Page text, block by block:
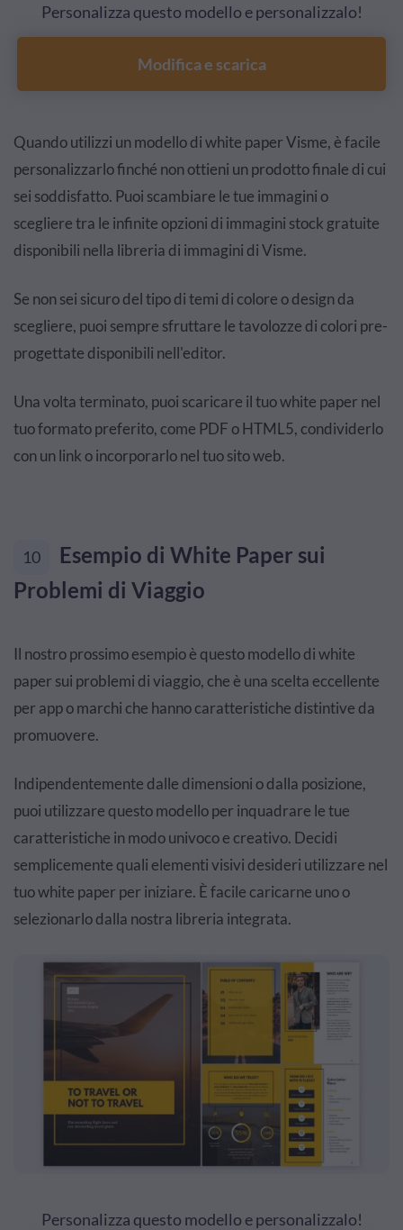
Personalizza questo modello e personalizzalo!
Modifica e scarica
Quando utilizzi un modello di white paper Visme, è facile
personalizzarlo finché non ottieni un prodotto finale di cui
sei soddisfatto. Puoi scambiare le tue immagini o
scegliere tra le infinite opzioni di immagini stock gratuite
disponibili nella libreria di immagini di Visme.
Se non sei sicuro del tipo di temi di colore o design da
scegliere, puoi sempre sfruttare le tavolozze di colori pre-
progettate disponibili nell'editor.
Una volta terminato, puoi scaricare il tuo white paper nel
tuo formato preferito, come PDF o HTML5, condividerlo
con un link o incorporarlo nel tuo sito web.
10
Esempio di White Paper sui
Problemi di Viaggio
Il nostro prossimo esempio è questo modello di white
paper sui problemi di viaggio, che è una scelta eccellente
per app o marchi che hanno caratteristiche distintive da
promuovere.
Indipendentemente dalle dimensioni o dalla posizione,
puoi utilizzare questo modello per inquadrare le tue
caratteristiche in modo univoco e creativo. Decidi
semplicemente quali elementi visivi desideri utilizzare nel
tuo white paper per iniziare. È facile caricarne uno o
selezionarlo dalla nostra libreria integrata.
Personalizza questo modello e personalizzalo!